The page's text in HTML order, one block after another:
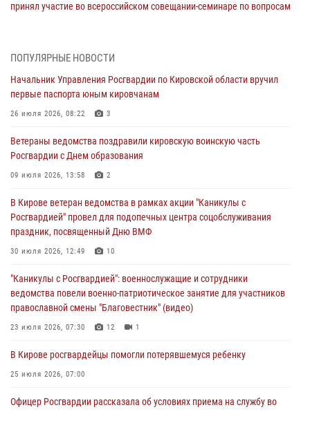
принял участие во всероссийском совещании-семинаре по вопросам
инструмента
07 августа 2026, 08:39
хулиганстве
06 августа 2026, 07:00
почетные знаки и грамоты росгвардейцам (видео)
05 августа 2026, 11:00
В Кирове росгвардейцы задержали подозреваемую в сбыте
04 августа 2026, 09:30
ПОПУЛЯРНЫЕ НОВОСТИ
Начальник Управления Росгвардии по Кировской области вручил
первые паспорта юным кировчанам
26 июля 2026, 08:22 3
Ветераны ведомства поздравили кировскую воинскую часть
Росгвардии с Днем образования
09 июля 2026, 13:58 2
В Кирове ветеран ведомства в рамках акции "Каникулы с
Росгвардией" провел для подопечных центра соцобслуживания
праздник, посвященный Дню ВМФ
30 июля 2026, 12:49 10
"Каникулы с Росгвардией": военнослужащие и сотрудники
ведомства повели военно-патриотическое занятие для участников
православной смены "Благовестник" (видео)
23 июля 2026, 07:30 12 1
В Кирове росгвардейцы помогли потерявшемуся ребенку
25 июля 2026, 07:00
Офицер Росгвардии рассказала об условиях приема на службу во